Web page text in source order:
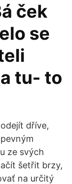
ček
se
tu- to
dříve,
ze svých
šetřit brzy,
na určitý